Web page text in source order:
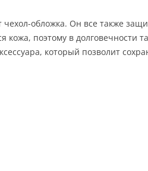
обложка. Он все также
поэтому в долговечности
который позволит